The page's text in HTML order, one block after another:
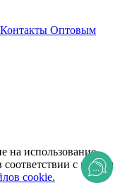
Контакты Оптовым
на использование
соответствии с нашим
cookie.